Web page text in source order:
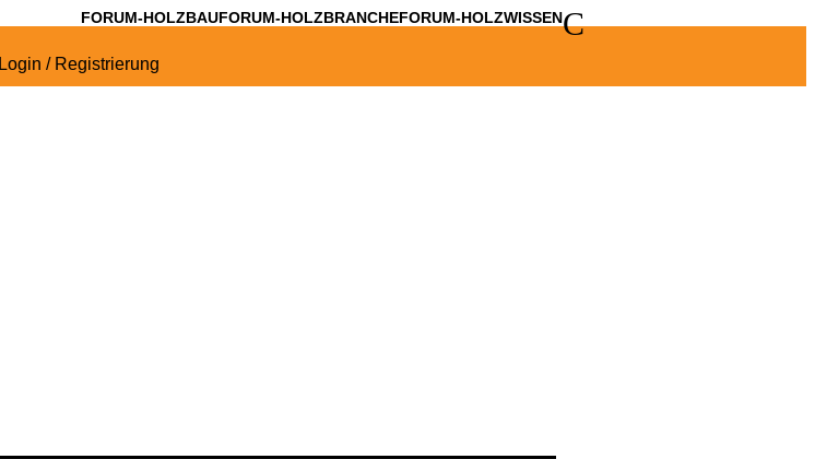
FORUM-HOLZBAUFORUM-HOLZBRANCHEFORUM-HOLZWISSENC
Login / Registrierung